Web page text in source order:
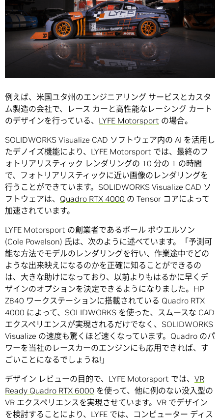
例えば、米国ユタ州のエンジニアリング サービスとカスタ
ム製造の会社で、レース カーと高性能なレーシング カート
のデザインを行っている、 LYFE Motorsport の場合。
SOLIDWORKS Visualize CAD ソフトウェア内の AI を活用し
たデノイズ機能により、LYFE Motorsport では、最終のフ
ォトリアリスティック レンダリングの 10 分の 1 の時間
で、フォトリアリスティックに近い画像のレンダリングを
行うことができています。SOLIDWORKS Visualize CAD ソ
フトウェアは、 Quadro RTX 4000 の Tensor コアによって
加速されています。
LYFE Motorsport の創業者であるポール ポウエルソン
(Cole Powelson) 氏は、次のように述べています。「予測可
能な方法でモデルのレンダリングを行い、作業途中でどの
ような出来映えになるのかを正確に知ることができるの
は、大きな助けになっており、以前よりもはるかに早くデ
ザインのオプションを決定できるようになりました。HP
Z840 ワークステーションに搭載されている Quadro RTX
4000 によって、SOLIDWORKS を使った、スムースな CAD
エクスペリエンスが実現されるだけでなく、SOLIDWORKS
Visualize の速度も驚くほど速くなっています。Quadro のパ
ワーを当社のレースカーのエンジンにも応用できれば、す
ごいことになるでしょうね!」
デザイン レビューの目的で、LYFE Motorsport では、 VR
Ready Quadro RTX 6000 を使って、他に例のない没入型の
VR エクスペリエンスを実現させています。VR でデザイン
を検討することにより、LYFE では、コンピューター ディス